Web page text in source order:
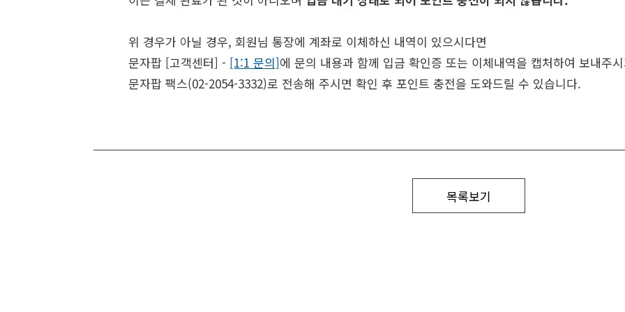
위 경우가 아닐 경우, 회원님 통장에 계좌로 이체하신 내역이 있으시다면
문자팝 [고객센터] - [1:1 문의]에 문의 내용과 함께 입금 확인증 또는 이체내역을 캡처하여 보내주
문자팝 팩스(02-2054-3332)로 전송해 주시면 확인 후 포인트 충전을 도와드릴 수 있습니다.
목록보기